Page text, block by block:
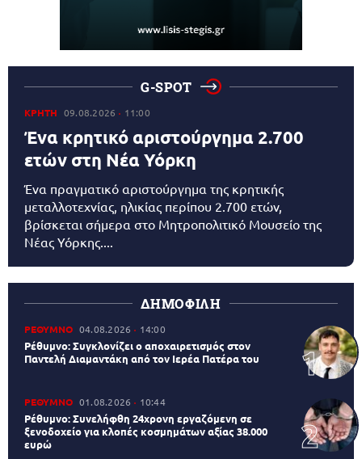
G-SPOT
ΚΡΗΤΗ 09.08.2026 11:00
Ένα κρητικό αριστούργημα 2.700
ετών στη Νέα Υόρκη
Ένα πραγματικό αριστούργημα της κρητικής
μεταλλοτεχνίας, ηλικίας περίπου 2.700 ετών,
βρίσκεται σήμερα στο Μητροπολιτικό Μουσείο της
Νέας Υόρκης....
ΔΗΜΟΦΙΛΗ
ΡΕΘΥΜΝΟ 04.08.2026 14:00
Ρέθυμνο: Συγκλονίζει ο αποχαιρετισμός στον
Παντελή Διαμαντάκη από τον Ιερέα Πατέρα του
ΡΕΘΥΜΝΟ 01.08.2026 10:44
Ρέθυμνο: Συνελήφθη 24χρονη εργαζόμενη σε
ξενοδοχείο για κλοπές κοσμημάτων αξίας 38.000
ευρώ